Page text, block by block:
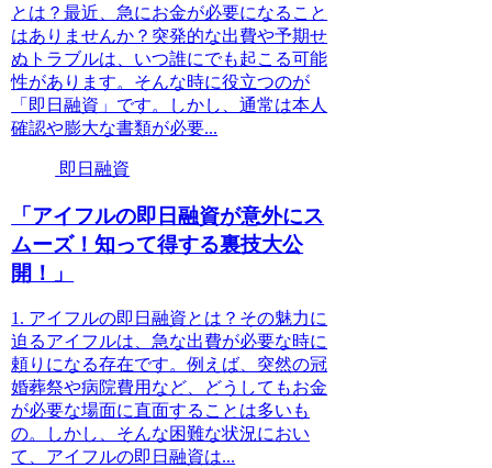
とは？最近、急にお金が必要になること
はありませんか？突発的な出費や予期せ
ぬトラブルは、いつ誰にでも起こる可能
性があります。そんな時に役立つのが
「即日融資」です。しかし、通常は本人
確認や膨大な書類が必要...
即日融資
「アイフルの即日融資が意外にス
ムーズ！知って得する裏技大公
開！」
1. アイフルの即日融資とは？その魅力に
迫るアイフルは、急な出費が必要な時に
頼りになる存在です。例えば、突然の冠
婚葬祭や病院費用など、どうしてもお金
が必要な場面に直面することは多いも
の。しかし、そんな困難な状況におい
て、アイフルの即日融資は...